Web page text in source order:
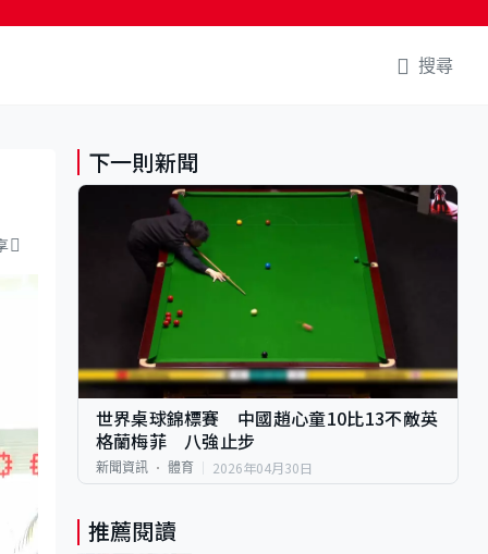
搜尋
下一則新聞
世界桌球錦標賽 中國趙心童10比13不敵英
格蘭梅菲 八強止步
新聞資訊 體育 2026年04月30日
推薦閱讀